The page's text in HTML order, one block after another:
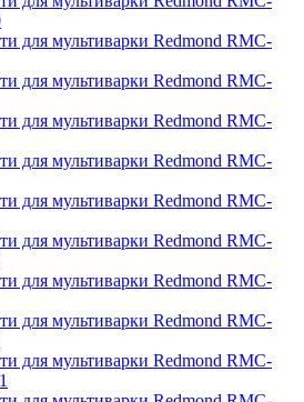
для мультиварки Redmond RMC-
для мультиварки Redmond RMC-
для мультиварки Redmond RMC-
для мультиварки Redmond RMC-
для мультиварки Redmond RMC-
для мультиварки Redmond RMC-
для мультиварки Redmond RMC-
для мультиварки Redmond RMC-
для мультиварки Redmond RMC-